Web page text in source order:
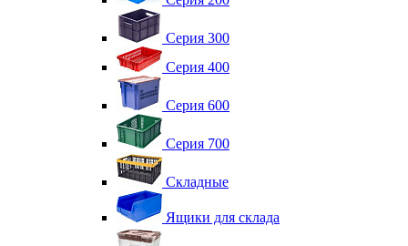
Серия 300
Серия 400
Серия 600
Серия 700
Складные
Ящики для склада